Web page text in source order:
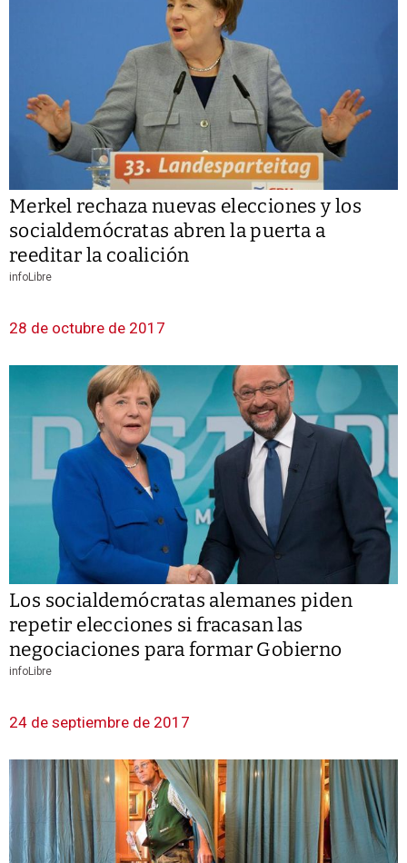
Merkel rechaza nuevas elecciones y los
socialdemócratas abren la puerta a
reeditar la coalición
infoLibre
28 de octubre de 2017
Los socialdemócratas alemanes piden
repetir elecciones si fracasan las
negociaciones para formar Gobierno
infoLibre
24 de septiembre de 2017